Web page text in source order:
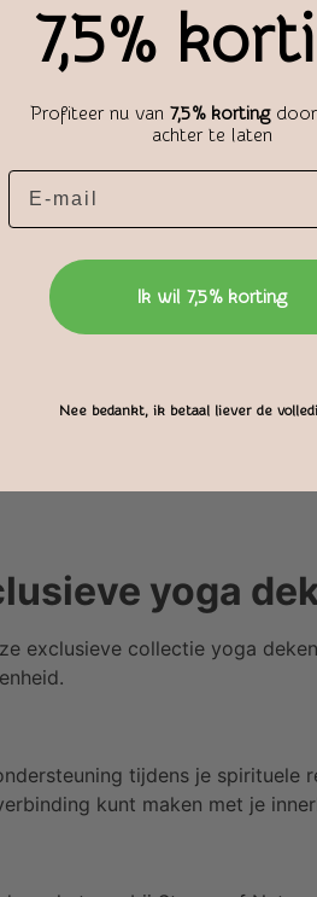
yoga
exclusieve collectie yoga
tijdens je spirituele
kunt maken met je
7,5%
Profiteer nu van 7,5% kortingdoor
achter te laten
Ik wil 7,5% korting
Nee bedankt, ik betaal liever de